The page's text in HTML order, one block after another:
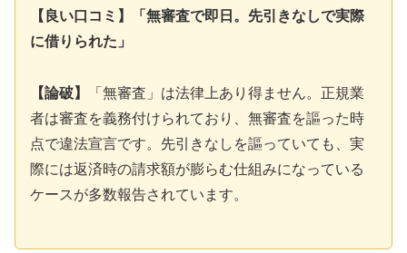
【良い口コミ】「無審査で即日。先引きなしで実際
に借りられた」
【論破】
「無審査」は法律上あり得ません。正規業
者は審査を義務付けられており、無審査を謳った時
点で違法宣言です。先引きなしを謳っていても、実
際には返済時の請求額が膨らむ仕組みになっている
ケースが多数報告されています。